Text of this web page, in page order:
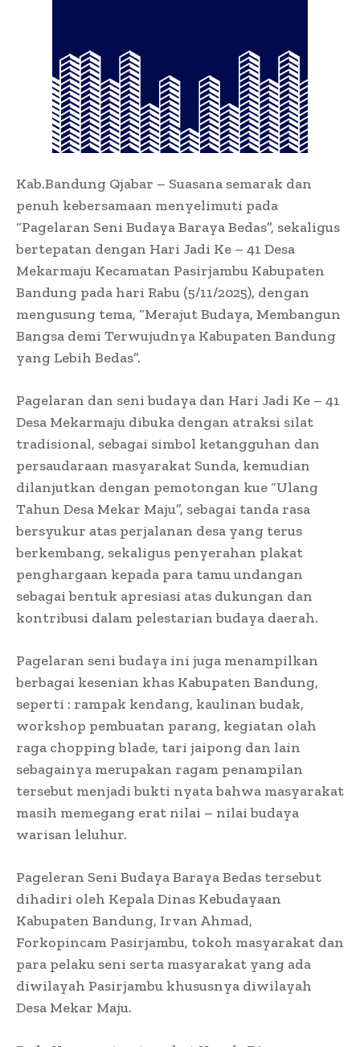
Kab.Bandung Qjabar – Suasana semarak dan
penuh kebersamaan menyelimuti pada
“Pagelaran Seni Budaya Baraya Bedas”, sekaligus
bertepatan dengan Hari Jadi Ke – 41 Desa
Mekarmaju Kecamatan Pasirjambu Kabupaten
Bandung pada hari Rabu (5/11/2025), dengan
mengusung tema, “Merajut Budaya, Membangun
Bangsa demi Terwujudnya Kabupaten Bandung
yang Lebih Bedas”.
Pagelaran dan seni budaya dan Hari Jadi Ke – 41
Desa Mekarmaju dibuka dengan atraksi silat
tradisional, sebagai simbol ketangguhan dan
persaudaraan masyarakat Sunda, kemudian
dilanjutkan dengan pemotongan kue “Ulang
Tahun Desa Mekar Maju”, sebagai tanda rasa
bersyukur atas perjalanan desa yang terus
berkembang, sekaligus penyerahan plakat
penghargaan kepada para tamu undangan
sebagai bentuk apresiasi atas dukungan dan
kontribusi dalam pelestarian budaya daerah.
Pagelaran seni budaya ini juga menampilkan
berbagai kesenian khas Kabupaten Bandung,
seperti : rampak kendang, kaulinan budak,
workshop pembuatan parang, kegiatan olah
raga chopping blade, tari jaipong dan lain
sebagainya merupakan ragam penampilan
tersebut menjadi bukti nyata bahwa masyarakat
masih memegang erat nilai – nilai budaya
warisan leluhur.
Pageleran Seni Budaya Baraya Bedas tersebut
dihadiri oleh Kepala Dinas Kebudayaan
Kabupaten Bandung, Irvan Ahmad,
Forkopincam Pasirjambu, tokoh masyarakat dan
para pelaku seni serta masyarakat yang ada
diwilayah Pasirjambu khususnya diwilayah
Desa Mekar Maju.